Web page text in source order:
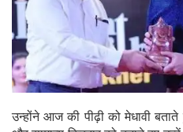
उन्होंने आज की पीढ़ी को मेधावी
और सामान्य किरदार को बताते हुए